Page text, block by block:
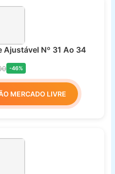
Ajustável Nº 31 Ao 34
-46%
MERCADO LIVRE